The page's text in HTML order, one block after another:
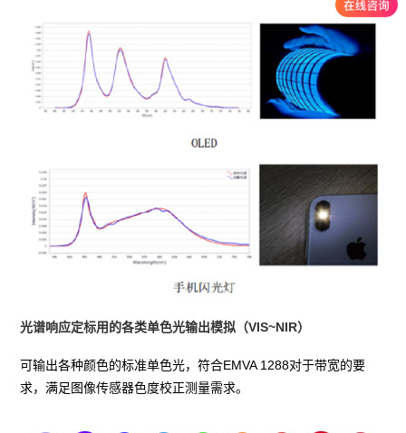
光谱响应定标用的各类单色光输出模拟（VIS~NIR）
可输出各种颜色的标准单色光，符合EMVA 1288对于带宽的要
求，满足图像传感器色度校正测量需求。